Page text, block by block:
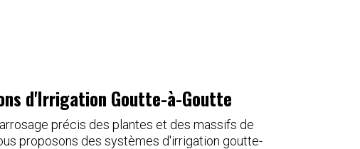
d'Irrigation Goutte-à-Goutte
précis des plantes et des massifs de
proposons des systèmes d'irrigation goutte-